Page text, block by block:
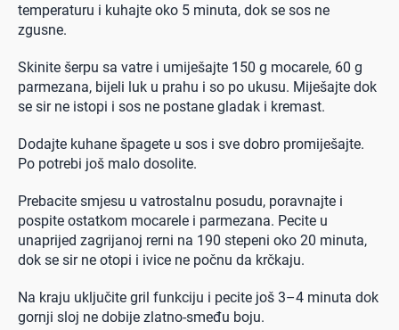
temperaturu i kuhajte oko 5 minuta, dok se sos ne
zgusne.
Skinite šerpu sa vatre i umiješajte 150 g mocarele, 60 g
parmezana, bijeli luk u prahu i so po ukusu. Miješajte dok
se sir ne istopi i sos ne postane gladak i kremast.
Dodajte kuhane špagete u sos i sve dobro promiješajte.
Po potrebi još malo dosolite.
Prebacite smjesu u vatrostalnu posudu, poravnajte i
pospite ostatkom mocarele i parmezana. Pecite u
unaprijed zagrijanoj rerni na 190 stepeni oko 20 minuta,
dok se sir ne otopi i ivice ne počnu da krčkaju.
Na kraju uključite gril funkciju i pecite još 3–4 minuta dok
gornji sloj ne dobije zlatno-smeđu boju.